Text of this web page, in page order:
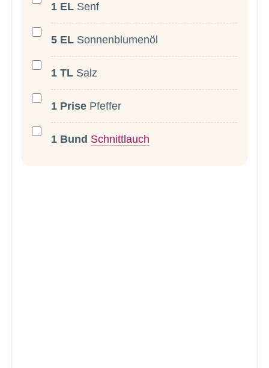
1 EL Senf
5 EL Sonnenblumenöl
1 TL Salz
1 Prise Pfeffer
1 Bund Schnittlauch